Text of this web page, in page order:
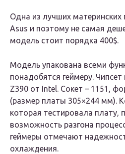
Одна из лучших материнских
Asus и поэтому не самая
модель стоит порядка 400$.
Модель упакована всеми
понадобятся геймеру.
Z390 от Intel. Сокет – 1151,
(размер платы 305×244 мм).
которая тестировала плату,
возможность разгона
геймеры отмечают
охлаждения.